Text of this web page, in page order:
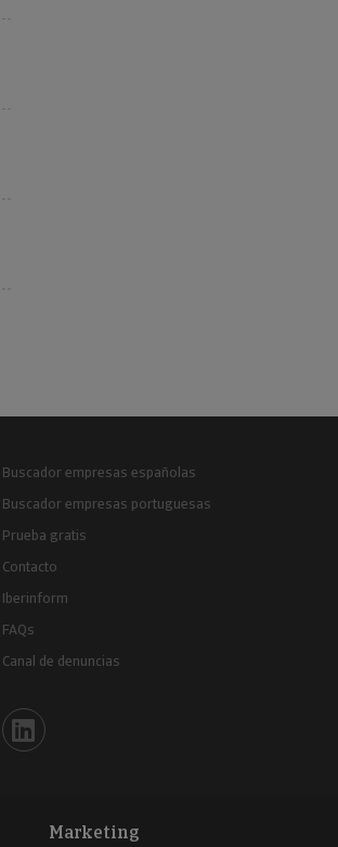
Buscador empresas españolas
Buscador empresas portuguesas
Prueba gratis
Contacto
Iberinform
FAQs
Canal de denuncias
Iberinform en Linkedin
Marketing